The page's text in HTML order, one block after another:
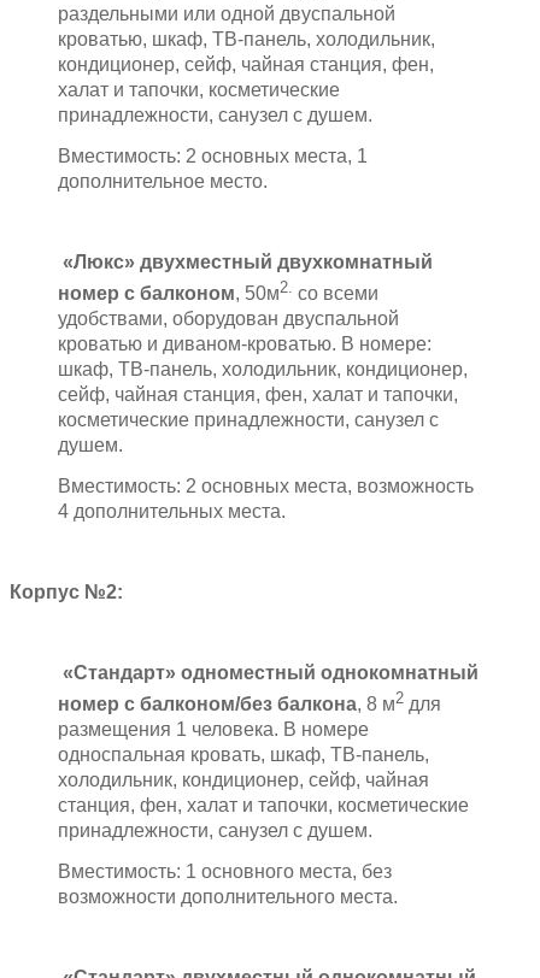
раздельными или одной двуспальной
кроватью, шкаф, ТВ-панель, холодильник,
кондиционер, сейф, чайная станция, фен,
халат и тапочки, косметические
принадлежности, санузел с душем.
Вместимость: 2 основных места, 1
дополнительное место.
«Люкс» двухместный двухкомнатный
номер с балконом, 50м2. со всеми
удобствами, оборудован двуспальной
кроватью и диваном-кроватью. В номере:
шкаф, ТВ-панель, холодильник, кондиционер,
сейф, чайная станция, фен, халат и тапочки,
косметические принадлежности, санузел с
душем.
Вместимость: 2 основных места, возможность
4 дополнительных места.
Корпус №2:
«Стандарт» одноместный однокомнатный
номер с балконом/без балкона, 8 м2 для
размещения 1 человека. В номере
односпальная кровать, шкаф, ТВ-панель,
холодильник, кондиционер, сейф, чайная
станция, фен, халат и тапочки, косметические
принадлежности, санузел с душем.
Вместимость: 1 основного места, без
возможности дополнительного места.